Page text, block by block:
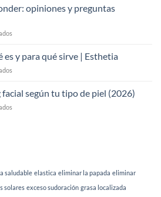
Guía
es
corporal
cómo
opiniones y preguntas
opiniones
y
frecuentes
es y para qué sirve | Esthetia
quality:
es
Esthetia
facial según tu tipo de piel (2026)
tipo
de
saludable elastica eliminar la papada eliminar
solares exceso sudoración grasa localizada